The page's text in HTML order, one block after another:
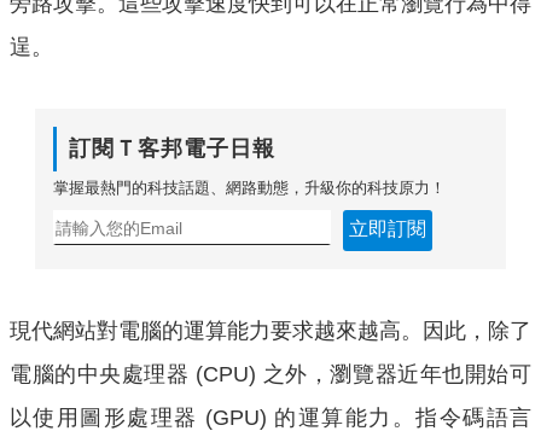
逞。
訂閱Ｔ客邦電子日報
掌握最熱門的科技話題、網路動態，升級你的科技原力！
立即訂閱
現代網站對電腦的運算能力要求越來越高。因此，除了
電腦的中央處理器 (CPU) 之外，瀏覽器近年也開始可
以使用圖形處理器 (GPU) 的運算能力。指令碼語言